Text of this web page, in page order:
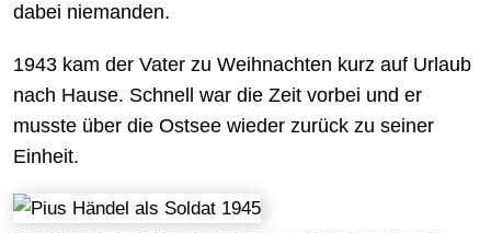
dabei niemanden.
1943 kam der Vater zu Weihnachten kurz auf Urlaub
nach Hause. Schnell war die Zeit vorbei und er
musste über die Ostsee wieder zurück zu seiner
Einheit.